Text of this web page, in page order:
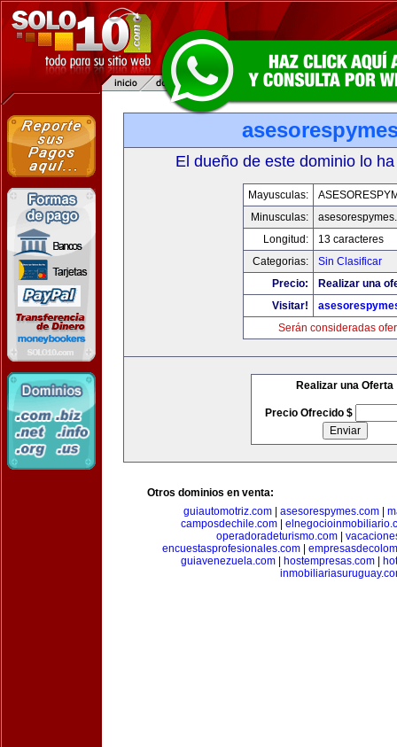
El dueño de este dominio lo
Mayusculas:
Minusculas:
Longitud:
13 caracteres
Categorias:
Sin Clasificar
Precio:
Realizar una
Visitar!
Serán consideradas
Realizar una Oferta
Precio Ofrecido $
Otros dominios en venta:
guiautomotriz.com
asesorespymes.com
camposdechile.com
operadoradeturismo.com
encuestasprofesionales.com|
guiavenezuela.com| hostempresas.com|